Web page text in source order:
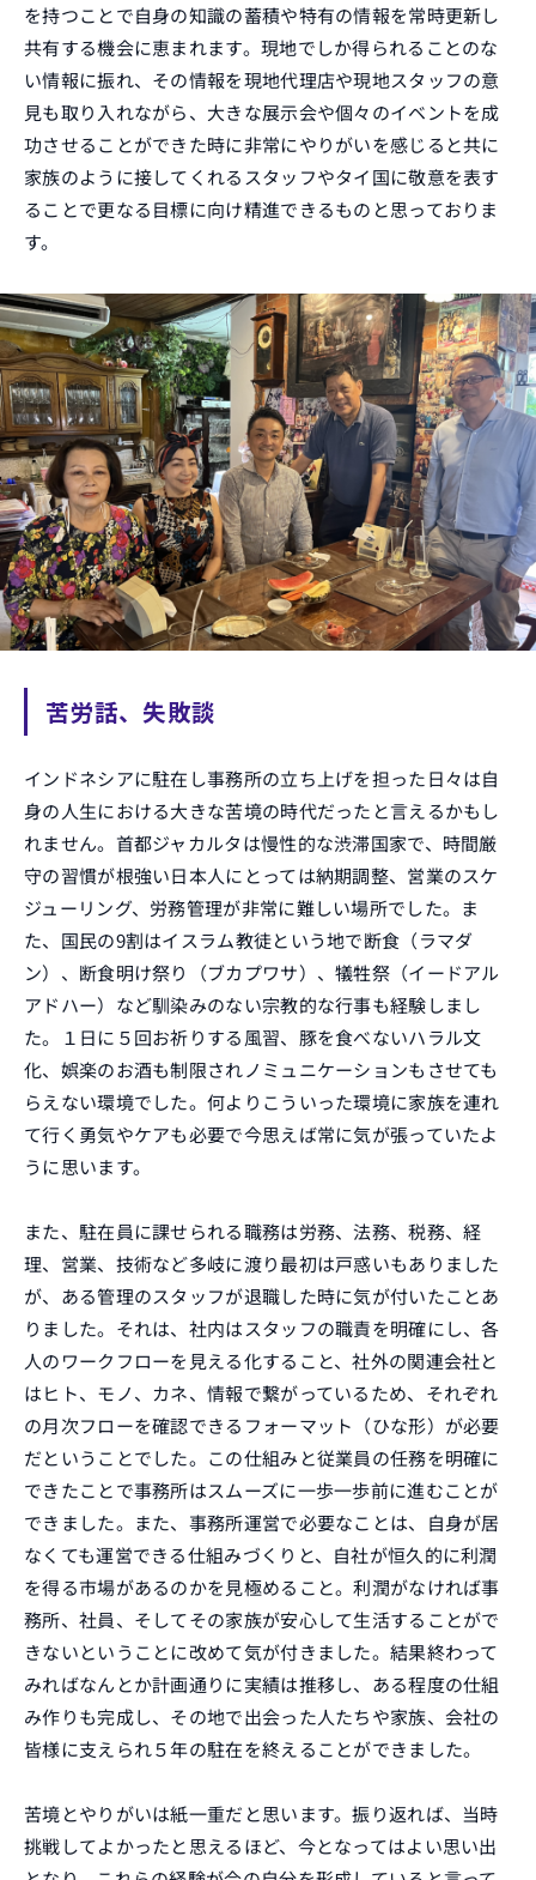
ENTRY
を持つことで自身の知識の蓄積や特有の情報を常時更新し
共有する機会に恵まれます。現地でしか得られることのな
い情報に振れ、その情報を現地代理店や現地スタッフの意
見も取り入れながら、大きな展示会や個々のイベントを成
功させることができた時に非常にやりがいを感じると共に
家族のように接してくれるスタッフやタイ国に敬意を表す
ることで更なる目標に向け精進できるものと思っておりま
す。
苦労話、失敗談
インドネシアに駐在し事務所の立ち上げを担った日々は自
身の人生における大きな苦境の時代だったと言えるかもし
れません。首都ジャカルタは慢性的な渋滞国家で、時間厳
守の習慣が根強い日本人にとっては納期調整、営業のスケ
ジューリング、労務管理が非常に難しい場所でした。ま
た、国民の9割はイスラム教徒という地で断食（ラマダ
ン）、断食明け祭り（ブカプワサ）、犠牲祭（イードアル
アドハー）など馴染みのない宗教的な行事も経験しまし
た。１日に５回お祈りする風習、豚を食べないハラル文
化、娯楽のお酒も制限されノミュニケーションもさせても
らえない環境でした。何よりこういった環境に家族を連れ
て行く勇気やケアも必要で今思えば常に気が張っていたよ
うに思います。
また、駐在員に課せられる職務は労務、法務、税務、経
理、営業、技術など多岐に渡り最初は戸惑いもありました
が、ある管理のスタッフが退職した時に気が付いたことあ
りました。それは、社内はスタッフの職責を明確にし、各
人のワークフローを見える化すること、社外の関連会社と
はヒト、モノ、カネ、情報で繋がっているため、それぞれ
の月次フローを確認できるフォーマット（ひな形）が必要
だということでした。この仕組みと従業員の任務を明確に
できたことで事務所はスムーズに一歩一歩前に進むことが
できました。また、事務所運営で必要なことは、自身が居
なくても運営できる仕組みづくりと、自社が恒久的に利潤
を得る市場があるのかを見極めること。利潤がなければ事
務所、社員、そしてその家族が安心して生活することがで
きないということに改めて気が付きました。結果終わって
みればなんとか計画通りに実績は推移し、ある程度の仕組
み作りも完成し、その地で出会った人たちや家族、会社の
皆様に支えられ５年の駐在を終えることができました。
苦境とやりがいは紙一重だと思います。振り返れば、当時
挑戦してよかったと思えるほど、今となってはよい思い出